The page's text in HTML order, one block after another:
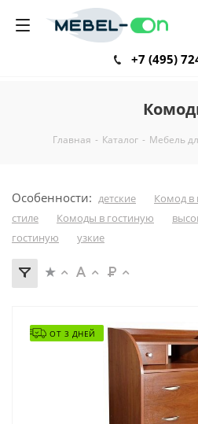
+7 (495)
Главная - Каталог - Мебель
Особенности: детские
Комод в
стиле
Комоды в гостиную
гостиную
узкие
ОТ 3 ДНЕЙ